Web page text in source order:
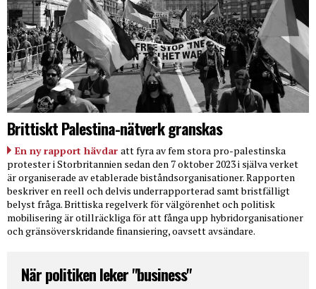
Brittiskt Palestina-nätverk granskas
En ny rapport hävdar att fyra av fem stora pro-palestinska
protester i Storbritannien sedan den 7 oktober 2023 i själva verket
är organiserade av etablerade biståndsorganisationer. Rapporten
beskriver en reell och delvis underrapporterad samt bristfälligt
belyst fråga. Brittiska regelverk för välgörenhet och politisk
mobilisering är otillräckliga för att fånga upp hybridorganisationer
och gränsöverskridande finansiering, oavsett avsändare.
När politiken leker "business"